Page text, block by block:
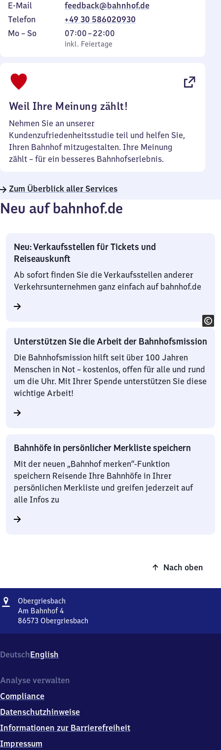
E-Mail
feedback@bahnhof.de
Telefon
+49 30 586020930
Montag
Mo – So,
inkl. Feiertage
07:00–22:00
Von
7
inkl. Feiertage
Weil Ihre Meinung zählt!
Nehmen Sie an unserer
Kundenzufriedenheitsstudie teil und helfen Sie,
Ihren Bahnhof mitzugestalten. Ihre Meinung
zählt – für ein besseres Bahnhofserlebnis.
Zum Überblick aller Services
Neu auf bahnhof.de
Neu: Verkaufsstellen für Tickets und
Reiseauskunft
Ab sofort finden Sie die Verkaufsstellen anderer
Verkehrsunternehmen ganz einfach auf bahnhof.de
Unterstützen Sie die Arbeit der Bahnhofsmission
Die Bahnhofsmission hilft seit über 100 Jahren
Menschen in Not – kostenlos, offen für alle und rund
um die Uhr. Mit Ihrer Spende unterstützen Sie diese
wichtige Arbeit!
Bahnhöfe in persönlicher Merkliste speichern
Mit der neuen „Bahnhof merken“-Funktion
speichern Reisende Ihre Bahnhöfe in Ihrer
persönlichen Merkliste und greifen jederzeit auf
alle Infos zu
Nach oben
Adresse
Obergriesbach
Am Bahnhof 4
86573 Obergriesbach
Bahnhof
4,
6
7
3
DeutschEnglish
Analyse verwalten
Compliance
Datenschutzhinweise
Informationen zur Barrierefreiheit
Impressum